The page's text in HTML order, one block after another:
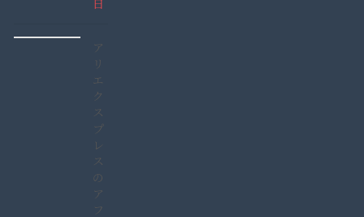
日
ア
リ
エ
ク
ス
プ
レ
ス
の
ア
フ